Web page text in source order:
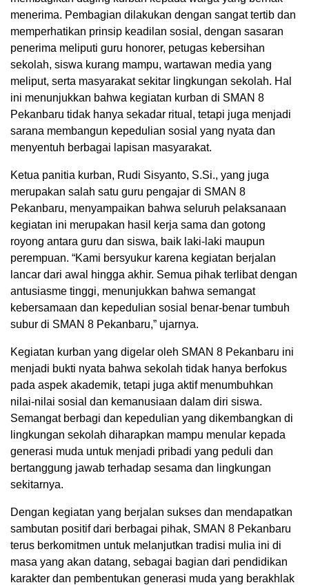
menerima. Pembagian dilakukan dengan sangat tertib dan
memperhatikan prinsip keadilan sosial, dengan sasaran
penerima meliputi guru honorer, petugas kebersihan
sekolah, siswa kurang mampu, wartawan media yang
meliput, serta masyarakat sekitar lingkungan sekolah. Hal
ini menunjukkan bahwa kegiatan kurban di SMAN 8
Pekanbaru tidak hanya sekadar ritual, tetapi juga menjadi
sarana membangun kepedulian sosial yang nyata dan
menyentuh berbagai lapisan masyarakat.
Ketua panitia kurban, Rudi Sisyanto, S.Si., yang juga
merupakan salah satu guru pengajar di SMAN 8
Pekanbaru, menyampaikan bahwa seluruh pelaksanaan
kegiatan ini merupakan hasil kerja sama dan gotong
royong antara guru dan siswa, baik laki-laki maupun
perempuan. “Kami bersyukur karena kegiatan berjalan
lancar dari awal hingga akhir. Semua pihak terlibat dengan
antusiasme tinggi, menunjukkan bahwa semangat
kebersamaan dan kepedulian sosial benar-benar tumbuh
subur di SMAN 8 Pekanbaru,” ujarnya.
Kegiatan kurban yang digelar oleh SMAN 8 Pekanbaru ini
menjadi bukti nyata bahwa sekolah tidak hanya berfokus
pada aspek akademik, tetapi juga aktif menumbuhkan
nilai-nilai sosial dan kemanusiaan dalam diri siswa.
Semangat berbagi dan kepedulian yang dikembangkan di
lingkungan sekolah diharapkan mampu menular kepada
generasi muda untuk menjadi pribadi yang peduli dan
bertanggung jawab terhadap sesama dan lingkungan
sekitarnya.
Dengan kegiatan yang berjalan sukses dan mendapatkan
sambutan positif dari berbagai pihak, SMAN 8 Pekanbaru
terus berkomitmen untuk melanjutkan tradisi mulia ini di
masa yang akan datang, sebagai bagian dari pendidikan
karakter dan pembentukan generasi muda yang berakhlak